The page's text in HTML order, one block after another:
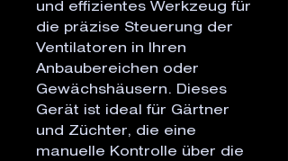
und effizientes Werkzeug für
die präzise Steuerung der
Ventilatoren in Ihren
Anbaubereichen oder
Gewächshäusern. Dieses
Gerät ist ideal für Gärtner
und Züchter, die eine
manuelle Kontrolle über die